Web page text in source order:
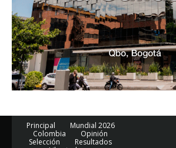
Principal
Mundial 2026
Colombia
Opinión
Selección
Resultados